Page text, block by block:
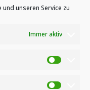
unseren Service zu
Immer aktiv